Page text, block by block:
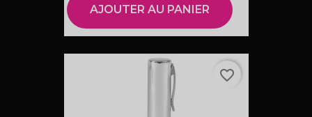
AJOUTER AU PANIER
favorite_border